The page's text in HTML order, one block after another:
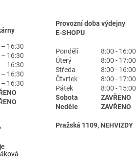
16:30
16:30
16:30
16:30
16:30
Provozní doba výdejny
E-SHOPU
Pondělí
8:00 - 16:00
Úterý
8:00 - 17:00
Středa
8:00 - 16:00
Čtvrtek
8:00 - 17:00
Pátek
8:00 - 15:00
Sobota
ZAVŘENO
Neděle
ZAVŘENO
Pražská 1109, NEHVIZDY